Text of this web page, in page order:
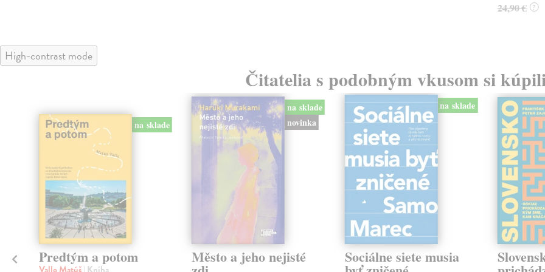
24,90 € ?
High-contrast mode
Čitatelia s podobným vkusom si
na sklade
Predtým a potom
na sklade
novinka
Město a jeho nejisté
na sklade
Sociálne siete musia